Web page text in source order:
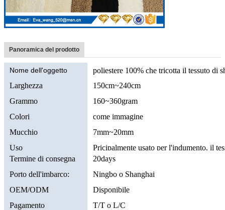
Panoramica del prodotto
Nome dell'oggetto
poliestere 100% che tricotta il tessuto di
Larghezza
150cm~240cm
Grammo
160~360gram
Colori
come immagine
Mucchio
7mm~20mm
Uso
Pricipalmente usato per l'indumento, il
Termine di consegna
20days
Porto dell'imbarco:
Ningbo o Shanghai
OEM/ODM
Disponibile
Pagamento
T/T o L/C